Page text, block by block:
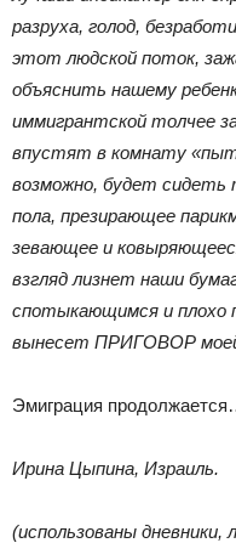
разруха, голод,
этот людской поток,
объяснить нашему
иммигрантской толчее
впустят в комнату
возможно, будет сидеть
пола, презирающее
зевающее и
взгляд лизнет наши
спотыкающимся и плохо
вынесет ПРИГОВОР
Эмиграция
Ирина Цыпина, Израиль.
(использованы